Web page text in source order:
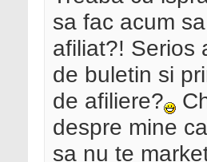
sa fac acum
afiliat?! Serios
de buletin si
de afiliere?
despre mine
sa nu te